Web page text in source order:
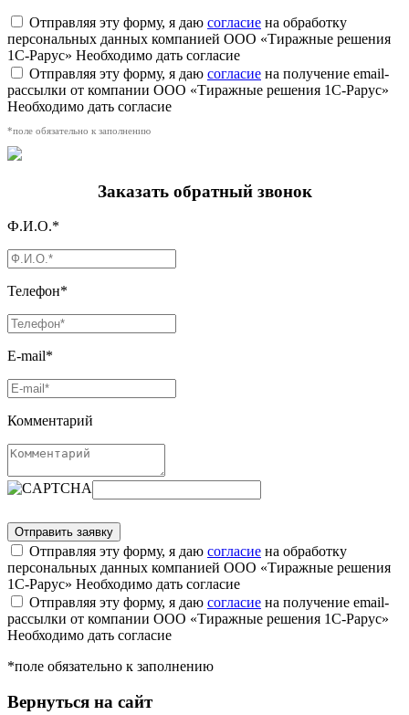
Отправляя эту форму, я даю согласие на обработку
персональных данных компанией ООО «Тиражные решения
1С-Рарус» Необходимо дать согласие
Отправляя эту форму, я даю согласие на получение email-
рассылки от компании ООО «Тиражные решения 1С-Рарус»
Необходимо дать согласие
*поле обязательно к заполнению
Заказать обратный звонок
Ф.И.О.*
Телефон*
E-mail*
Комментарий
Отправляя эту форму, я даю согласие на обработку
персональных данных компанией ООО «Тиражные решения
1С-Рарус» Необходимо дать согласие
Отправляя эту форму, я даю согласие на получение email-
рассылки от компании ООО «Тиражные решения 1С-Рарус»
Необходимо дать согласие
*поле обязательно к заполнению
Вернуться на сайт